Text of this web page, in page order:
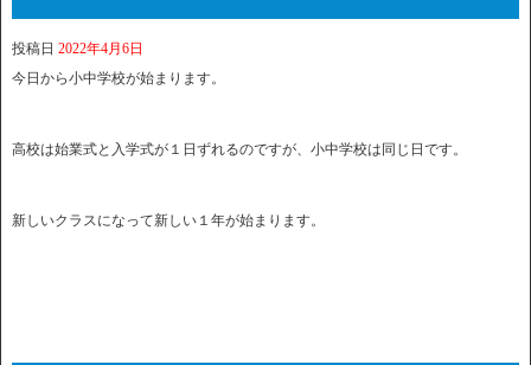
投稿日 2022年4月6日
今日から小中学校が始まります。
高校は始業式と入学式が１日ずれるのですが、小中学校は同じ日です。
新しいクラスになって新しい１年が始まります。